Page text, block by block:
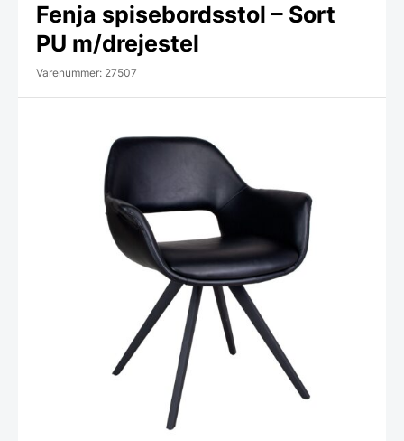
Fenja spisebordsstol – Sort
PU m/drejestel
Varenummer: 27507